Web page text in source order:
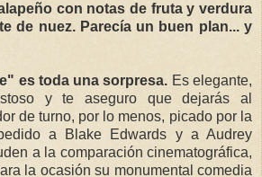
con notas de fruta y verdura
de nuez. Parecía un buen plan... y
es toda una sorpresa. Es elegante,
y te aseguro que dejarás al
de turno, por lo menos, picado por la
a Blake Edwards y a Audrey
a la comparación cinematográfica,
la ocasión su monumental comedia